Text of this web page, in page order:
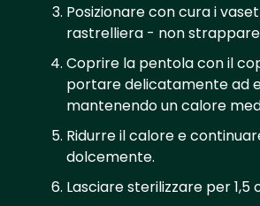
Posizionare con cura i
rastrelliera - non
Coprire la pentola con il
portare delicatamente ad
mantenendo un calore
Ridurre il calore e
dolcemente.
Lasciare sterilizzare per 1,5